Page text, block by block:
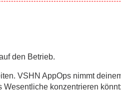
den Betrieb.
VSHN AppOps nimmt
Wesentliche konzentrieren könnt: